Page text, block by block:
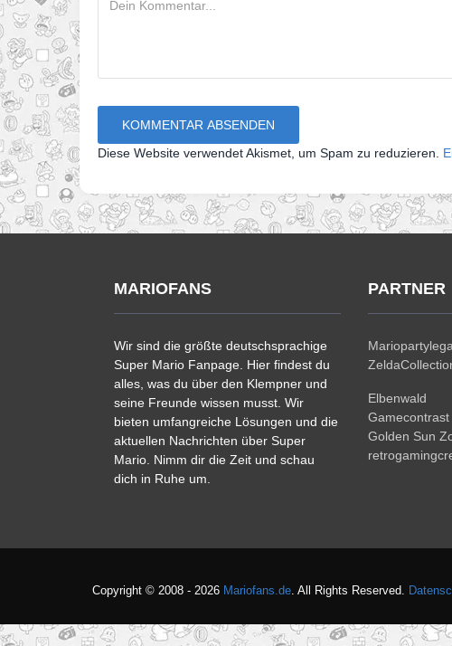
Diese Website verwendet Akismet, um Spam zu reduzieren.
MARIOFANS
Wir sind die größte deutschsprachige
Super Mario Fanpage. Hier findest du
alles, was du über den Klempner und
seine Freunde wissen musst. Wir
bieten umfangreiche Lösungen und die
aktuellen Nachrichten über Super
Mario. Nimm dir die Zeit und schau
dich in Ruhe um.
PARTNER
Elbenwald
Gamecontrast
Golden Sun
Copyright © 2008 - 2026 Mariofans.de. All Rights Reserved.